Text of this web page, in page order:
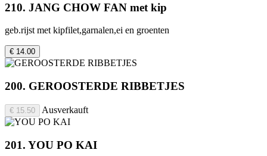
210. JANG CHOW FAN met kip
geb.rijst met kipfilet,garnalen,ei en groenten
€ 14.00
200. GEROOSTERDE RIBBETJES
€ 15.50 Ausverkauft
201. YOU PO KAI